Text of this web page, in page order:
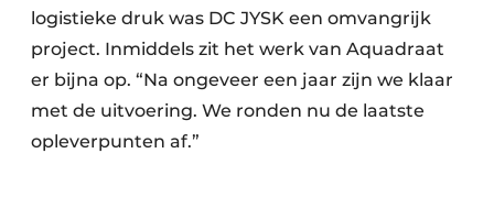
logistieke druk was DC JYSK een omvangrijk
project. Inmiddels zit het werk van Aquadraat
er bijna op. “Na ongeveer een jaar zijn we klaar
met de uitvoering. We ronden nu de laatste
opleverpunten af.”